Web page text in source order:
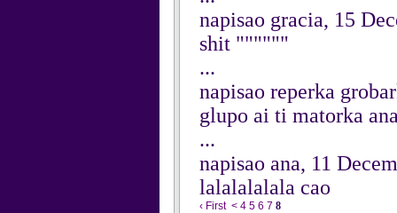
napisao gracia, 15
shit """"""
...
napisao reperka
glupo ai ti matorka
...
napisao ana, 11
lalalalalala cao
‹ First < 4 5 6 7 8